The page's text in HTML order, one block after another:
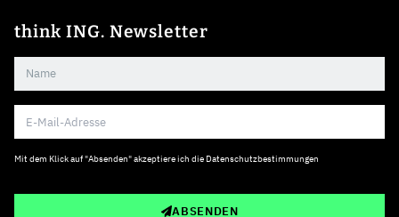
think ING. Newsletter
Mit dem Klick auf "Absenden" akzeptiere ich die Datenschutzbestimmungen
ABSENDEN